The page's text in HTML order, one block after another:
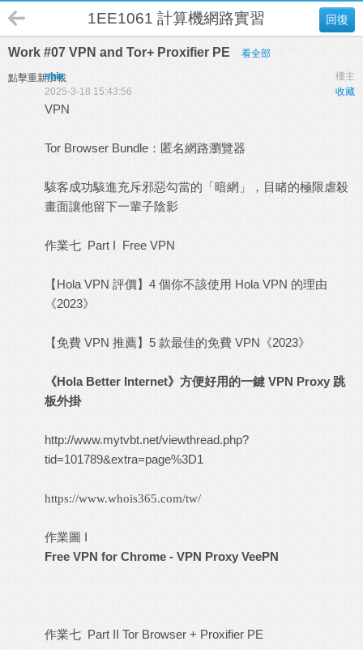
回復
1EE1061 計算機網路實習 A班
Work #07 VPN and Tor+ Proxifier PE 看全部
點擊重新加載 樓主
shie
收藏
2025-3-18 15:43:56
VPN
Tor Browser Bundle：匿名網路瀏覽器
駭客成功駭進充斥邪惡勾當的「暗網」，目睹的極限虐殺
畫面讓他留下一輩子陰影
作業七 Part I Free VPN
【Hola VPN 評價】4 個你不該使用 Hola VPN 的理由
《2023》
【免費 VPN 推薦】5 款最佳的免費 VPN《2023》
《Hola Better Internet》方便好用的一鍵 VPN Proxy 跳
板外掛
http://www.mytvbt.net/viewthread.php?
tid=101789&extra=page%3D1
https://www.whois365.com/tw/
作業圖 I
Free VPN for Chrome - VPN Proxy VeePN
作業七 Part II Tor Browser + Proxifier PE